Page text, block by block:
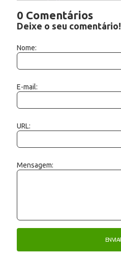
0 Comentários
Deixe o seu comentário!
Nome:
E-mail:
URL:
Mensagem: